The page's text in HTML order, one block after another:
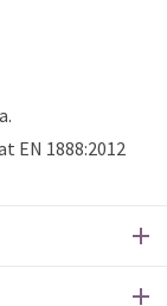
EN 1888:2012